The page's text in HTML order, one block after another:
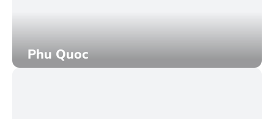
Phu Quoc